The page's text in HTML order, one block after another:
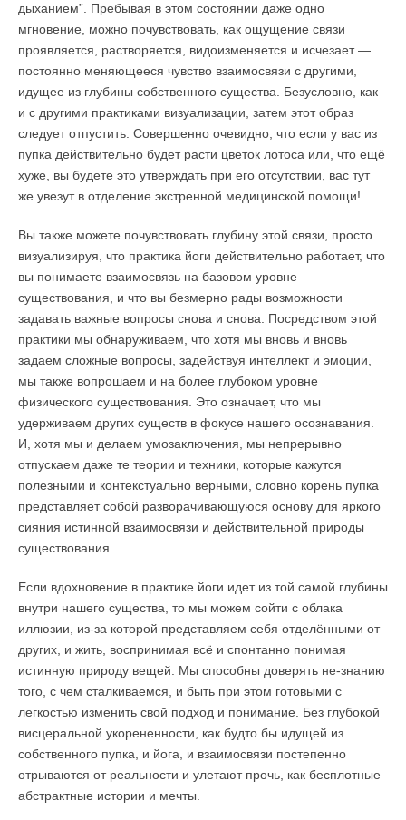
дыханием”. Пребывая в этом состоянии даже одно
мгновение, можно почувствовать, как ощущение связи
проявляется, растворяется, видоизменяется и исчезает —
постоянно меняющееся чувство взаимосвязи с другими,
идущее из глубины собственного существа. Безусловно, как
и с другими практиками визуализации, затем этот образ
следует отпустить. Совершенно очевидно, что если у вас из
пупка действительно будет расти цветок лотоса или, что ещё
хуже, вы будете это утверждать при его отсутствии, вас тут
же увезут в отделение экстренной медицинской помощи!
Вы также можете почувствовать глубину этой связи, просто
визуализируя, что практика йоги действительно работает, что
вы понимаете взаимосвязь на базовом уровне
существования, и что вы безмерно рады возможности
задавать важные вопросы снова и снова. Посредством этой
практики мы обнаруживаем, что хотя мы вновь и вновь
задаем сложные вопросы, задействуя интеллект и эмоции,
мы также вопрошаем и на более глубоком уровне
физического существования. Это означает, что мы
удерживаем других существ в фокусе нашего осознавания.
И, хотя мы и делаем умозаключения, мы непрерывно
отпускаем даже те теории и техники, которые кажутся
полезными и контекстуально верными, словно корень пупка
представляет собой разворачивающуюся основу для яркого
сияния истинной взаимосвязи и действительной природы
существования.
Если вдохновение в практике йоги идет из той самой глубины
внутри нашего существа, то мы можем сойти с облака
иллюзии, из-за которой представляем себя отделёнными от
других, и жить, воспринимая всё и спонтанно понимая
истинную природу вещей. Мы способны доверять не-знанию
того, с чем сталкиваемся, и быть при этом готовыми с
легкостью изменить свой подход и понимание. Без глубокой
висцеральной укорененности, как будто бы идущей из
собственного пупка, и йога, и взаимосвязи постепенно
отрываются от реальности и улетают прочь, как бесплотные
абстрактные истории и мечты.